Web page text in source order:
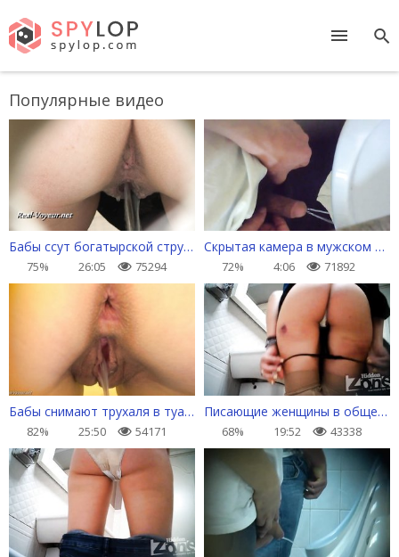
Популярные видео
Бабы ссут богатырской струей и откладывают личинку
75% 26:05 75294
Скрытая камера в мужском сортире
72% 4:06 71892
Бабы снимают трухаля в туалете и ссут мощной струей
82% 25:50 54171
Писающие женщины в общественном туалете
68% 19:52 43338